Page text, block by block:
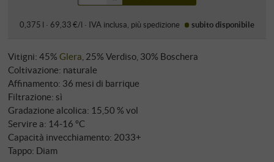
0,375 l · 69,33 €/l · IVA inclusa , più spedizione subito disponibile
Vitigni: 45%Glera , 25% Verdiso, 30% Boschera
Coltivazione: naturale
Affinamento: 36 mesi di barrique
Filtrazione: sì
Gradazione alcolica: 15,50 % vol
Servire a: 14‑16 °C
Capacità invecchiamento: 2033+
Tappo: Diam